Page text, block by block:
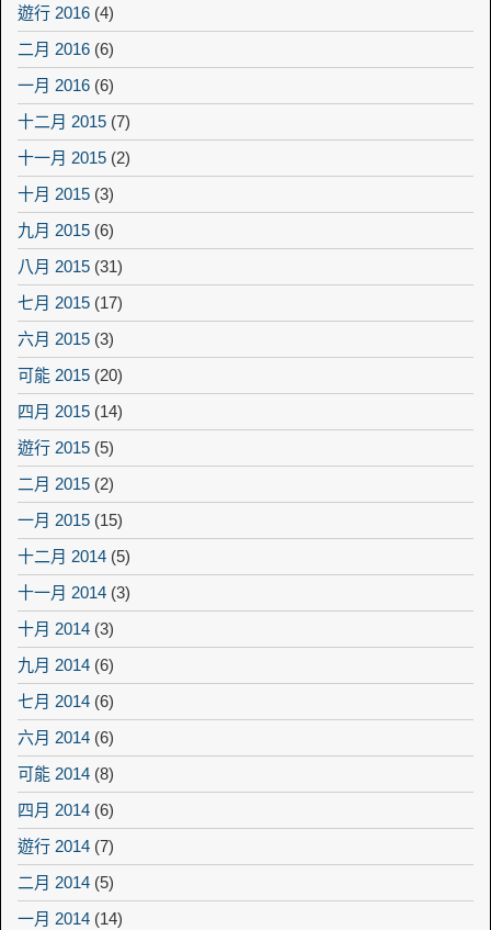
遊行 2016 (4)
二月 2016 (6)
一月 2016 (6)
十二月 2015 (7)
十一月 2015 (2)
十月 2015 (3)
九月 2015 (6)
八月 2015 (31)
七月 2015 (17)
六月 2015 (3)
可能 2015 (20)
四月 2015 (14)
遊行 2015 (5)
二月 2015 (2)
一月 2015 (15)
十二月 2014 (5)
十一月 2014 (3)
十月 2014 (3)
九月 2014 (6)
七月 2014 (6)
六月 2014 (6)
可能 2014 (8)
四月 2014 (6)
遊行 2014 (7)
二月 2014 (5)
一月 2014 (14)